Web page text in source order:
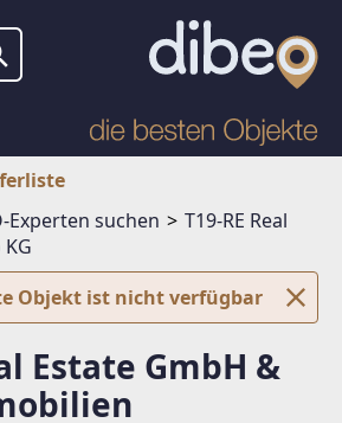
Experten suchen
T19-RE Real
Objekt ist nicht verfügbar
Estate GmbH &